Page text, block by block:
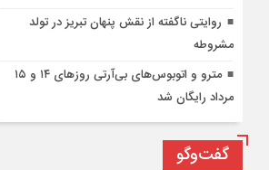
روایتی ناگفته از نقش پنهان تبریز در تولد
مشروطه
مترو و اتوبوس‌های بی‌آرتی روزهای ۱۴ و ۱۵
مرداد رایگان شد
گفت‌وگو